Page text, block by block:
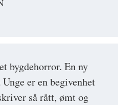
bygdehorror. En ny
er en begivenhet
så rått, ømt og